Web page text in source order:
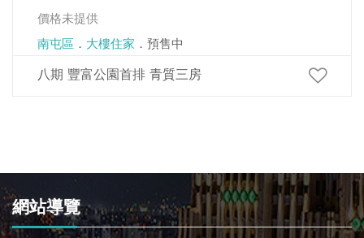
價格未提供
南屯區 ． 大樓住家 ．預售中
八期 豐富公園首排 青質三房
網站導覽